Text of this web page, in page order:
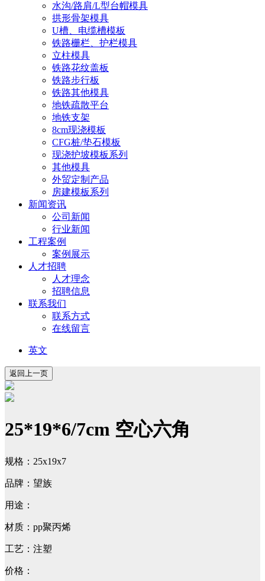
水沟/路肩/L型台帽模具
拱形骨架模具
U槽、电缆槽模板
铁路栅栏、护栏模具
立柱模具
铁路花纹盖板
铁路步行板
铁路其他模具
地铁疏散平台
地铁支架
8cm现浇模板
CFG桩/垫石模板
现浇护坡模板系列
其他模具
外贸定制产品
房建模板系列
新闻资讯
公司新闻
行业新闻
工程案例
案例展示
人才招聘
人才理念
招聘信息
联系我们
联系方式
在线留言
英文
25*19*6/7cm 空心六角
规格：25x19x7
品牌：望族
用途：
材质：pp聚丙烯
工艺：注塑
价格：